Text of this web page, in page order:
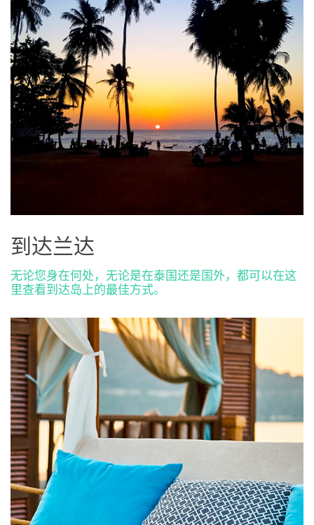
a
兰
达
岛
到达兰达
无论您身在何处，无论是在泰国还是国外，都可以在这
里查看到达岛上的最佳方式。